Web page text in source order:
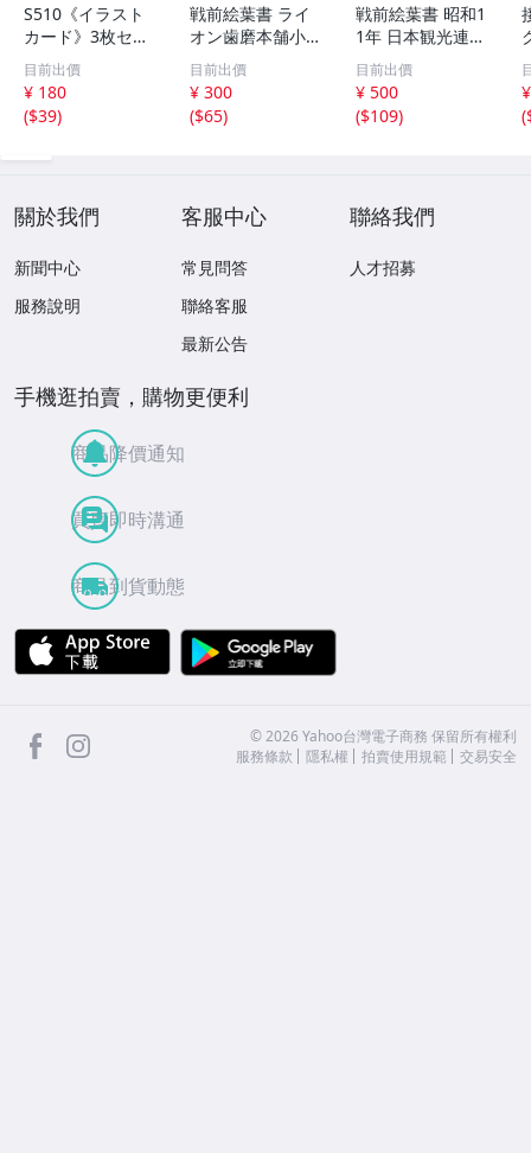
S510《イラスト
カード》3枚セッ
ト【こち亀の歴
史】週刊少年ジャ
ンプ 37・38合併
号 ☆送料一律☆
目前出價
¥ 180
($39)
戦前絵葉書 ライ
オン歯磨本舗小林
商店発行 前週優
勝の横綱常陸山の
雄姿 未使用1枚
目前出價
¥ 300
($65)
戦前絵葉書 昭和1
1年 日本観光連盟
主催「観光祭」記
念絵葉書 未使用3
枚 / 3枚とも東京
市設案内所 観光
目前出價
¥ 500
($109)
(
關於我們
新聞中心
服務說明
客服中心
常見問答
聯絡客服
最新公告
聯絡我們
人才招募
手機逛拍賣，購物更便利
商品降價通知
買賣即時溝通
商品到貨動態
APP Store
facebook ©2026 Yahoo台灣電子商務 保留所有權利
服務條款
隱私權 拍賣使用規範 交易安全